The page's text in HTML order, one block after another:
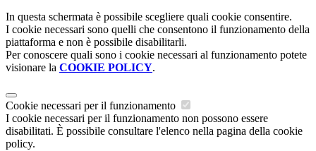
In questa schermata è possibile scegliere quali cookie consentire.
I cookie necessari sono quelli che consentono il funzionamento della
piattaforma e non è possibile disabilitarli.
Per conoscere quali sono i cookie necessari al funzionamento potete
visionare la COOKIE POLICY.
Cookie necessari per il funzionamento
I cookie necessari per il funzionamento non possono essere
disabilitati. È possibile consultare l'elenco nella pagina della cookie
policy.